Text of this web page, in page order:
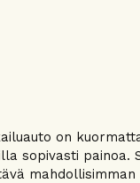
on
sopivasti painoa.